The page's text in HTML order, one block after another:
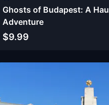
Ghosts of Budapest: A
Adventure
$9.99